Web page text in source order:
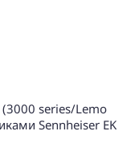
(3000 series/Lemo
Sennheiser EK